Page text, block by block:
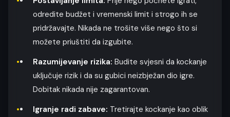
odredite budžet i vremenski limit i strogo ih se
pridržavajte. Nikada ne trošite više nego što si
možete priuštiti da izgubite.
Razumijevanje rizika: Budite svjesni da kockanje
uključuje rizik i da su gubici neizbježan dio igre.
Dobitak nikada nije zagarantovan.
Igranje radi zabave: Tretirajte kockanje kao oblik